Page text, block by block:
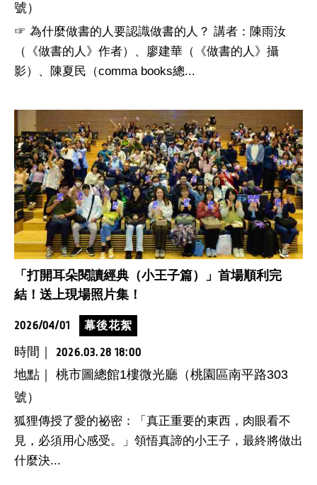
號）
☞ 為什麼做書的人要認識做書的人？ 講者：陳雨汝
（《做書的人》作者）、廖建華（《做書的人》攝
影）、陳夏民（comma books總...
「打開耳朵閱讀經典（小王子篇）」首場順利完
結！送上現場照片集！
2026/04/01 幕後花絮
時間｜ 2026.03.28 18:00
地點｜ 桃市圖總館1樓微光廳（桃園區南平路303
號）
狐狸傳授了愛的祕密：「真正重要的東西，肉眼看不
見，必須用心感受。」領悟真諦的小王子，最終將做出
什麼決...